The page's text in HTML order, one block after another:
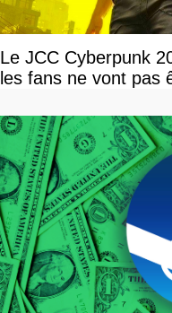
Le JCC Cyberpunk
les fans ne vont pas